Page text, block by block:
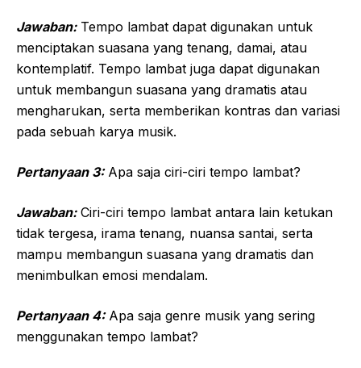
Jawaban:Tempo lambat dapat digunakan untuk
menciptakan suasana yang tenang, damai, atau
kontemplatif. Tempo lambat juga dapat digunakan
untuk membangun suasana yang dramatis atau
mengharukan, serta memberikan kontras dan variasi
pada sebuah karya musik.
Pertanyaan 3:Apa saja ciri-ciri tempo lambat?
Jawaban:Ciri-ciri tempo lambat antara lain ketukan
tidak tergesa, irama tenang, nuansa santai, serta
mampu membangun suasana yang dramatis dan
menimbulkan emosi mendalam.
Pertanyaan 4:Apa saja genre musik yang sering
menggunakan tempo lambat?